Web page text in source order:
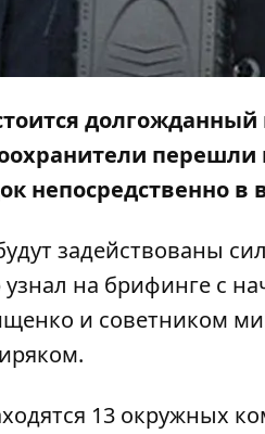
непосредственно в
задействованы
узнал на брифинге с
и советником
13 окружных